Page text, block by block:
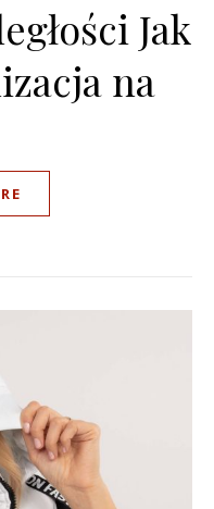
Jak
na